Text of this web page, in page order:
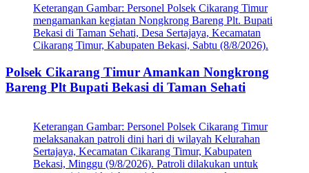
Keterangan Gambar: Personel Polsek Cikarang Timur
mengamankan kegiatan Nongkrong Bareng Plt. Bupati
Bekasi di Taman Sehati, Desa Sertajaya, Kecamatan
Cikarang Timur, Kabupaten Bekasi, Sabtu (8/8/2026).
Polsek Cikarang Timur Amankan Nongkrong
Bareng Plt Bupati Bekasi di Taman Sehati
Keterangan Gambar: Personel Polsek Cikarang Timur
melaksanakan patroli dini hari di wilayah Kelurahan
Sertajaya, Kecamatan Cikarang Timur, Kabupaten
Bekasi, Minggu (9/8/2026). Patroli dilakukan untuk